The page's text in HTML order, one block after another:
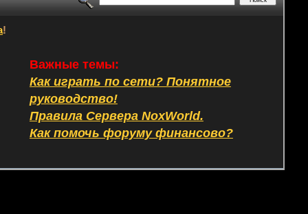
!
Важные темы:
Как играть по сети? Понятное
руководство!
Правила Сервера NoxWorld.
Как помочь форуму финансово?